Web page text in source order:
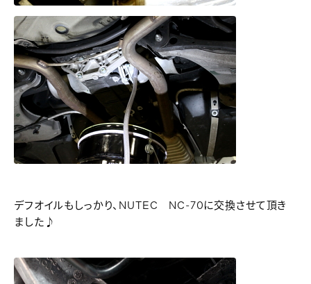
デフオイルもしっかり、NUTEC NC-70に交換させて頂き
ました♪